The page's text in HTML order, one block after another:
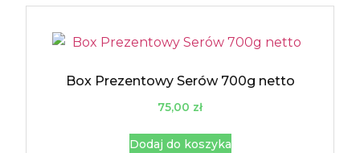
Box Prezentowy Serów 700g netto
75,00 zł
Dodaj do koszyka